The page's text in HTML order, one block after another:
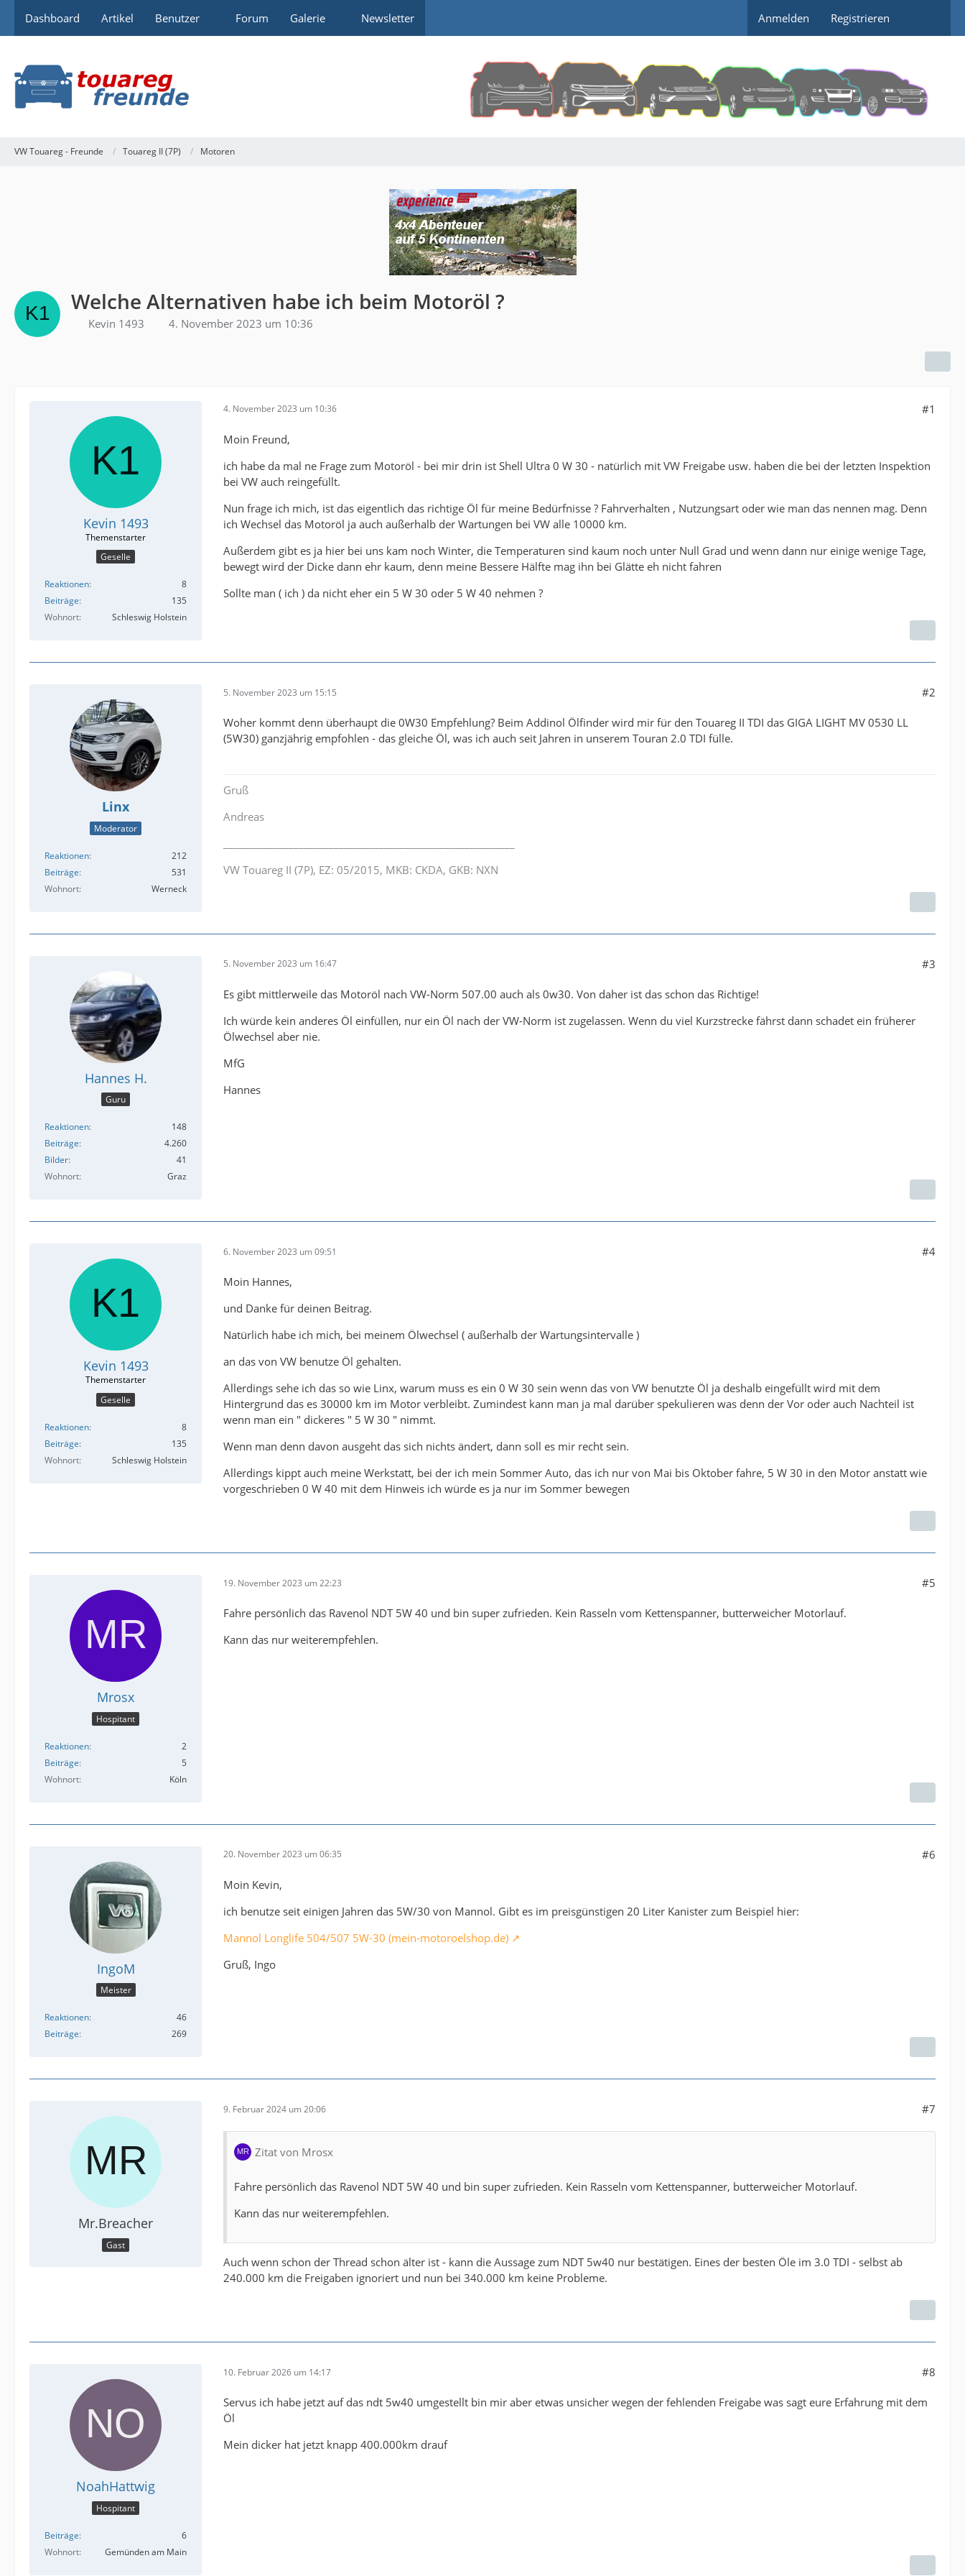
Dashboard Artikel Benutzer Forum Galerie Newsletter Anmelden Registrieren
VW Touareg - Freunde Touareg II (7P) Motoren
Welche Alternativen habe ich beim Motoröl ?
Kevin 1493 4. November 2023 um 10:36
Kevin 1493
Geselle
Reaktionen
8
Beiträge
135
Wohnort
Schleswig Holstein
4. November 2023 um 10:36 #1
Moin Freund,
ich habe da mal ne Frage zum Motoröl - bei mir drin ist Shell Ultra 0 W 30 - natürlich mit VW Freigabe usw. haben die bei der letzten Inspektion
bei VW auch reingefüllt.
Nun frage ich mich, ist das eigentlich das richtige Öl für meine Bedürfnisse ? Fahrverhalten , Nutzungsart oder wie man das nennen mag. Denn
ich Wechsel das Motoröl ja auch außerhalb der Wartungen bei VW alle 10000 km.
Außerdem gibt es ja hier bei uns kam noch Winter, die Temperaturen sind kaum noch unter Null Grad und wenn dann nur einige wenige Tage,
bewegt wird der Dicke dann ehr kaum, denn meine Bessere Hälfte mag ihn bei Glätte eh nicht fahren
Sollte man ( ich ) da nicht eher ein 5 W 30 oder 5 W 40 nehmen ?
Linx
Moderator
Reaktionen
212
Beiträge
531
Wohnort
Werneck
5. November 2023 um 15:15 #2
Woher kommt denn überhaupt die 0W30 Empfehlung? Beim Addinol Ölfinder wird mir für den Touareg II TDI das GIGA LIGHT MV 0530 LL
(5W30) ganzjährig empfohlen - das gleiche Öl, was ich auch seit Jahren in unserem Touran 2.0 TDI fülle.
Gruß
Andreas
VW Touareg II (7P), EZ: 05/2015, MKB: CKDA, GKB: NXN
Hannes H.
Guru
Reaktionen
148
Beiträge
4.260
Bilder
41
Wohnort
Graz
5. November 2023 um 16:47 #3
Es gibt mittlerweile das Motoröl nach VW-Norm 507.00 auch als 0w30. Von daher ist das schon das Richtige!
Ich würde kein anderes Öl einfüllen, nur ein Öl nach der VW-Norm ist zugelassen. Wenn du viel Kurzstrecke fährst dann schadet ein früherer
Ölwechsel aber nie.
MfG
Hannes
Kevin 1493
Geselle
Reaktionen
8
Beiträge
135
Wohnort
Schleswig Holstein
6. November 2023 um 09:51 #4
Moin Hannes,
und Danke für deinen Beitrag.
Natürlich habe ich mich, bei meinem Ölwechsel ( außerhalb der Wartungsintervalle )
an das von VW benutze Öl gehalten.
Allerdings sehe ich das so wie Linx, warum muss es ein 0 W 30 sein wenn das von VW benutzte Öl ja deshalb eingefüllt wird mit dem
Hintergrund das es 30000 km im Motor verbleibt. Zumindest kann man ja mal darüber spekulieren was denn der Vor oder auch Nachteil ist
wenn man ein " dickeres " 5 W 30 " nimmt.
Wenn man denn davon ausgeht das sich nichts ändert, dann soll es mir recht sein.
Allerdings kippt auch meine Werkstatt, bei der ich mein Sommer Auto, das ich nur von Mai bis Oktober fahre, 5 W 30 in den Motor anstatt wie
vorgeschrieben 0 W 40 mit dem Hinweis ich würde es ja nur im Sommer bewegen
Mrosx
Hospitant
Reaktionen
2
Beiträge
5
Wohnort
Köln
19. November 2023 um 22:23 #5
Fahre persönlich das Ravenol NDT 5W 40 und bin super zufrieden. Kein Rasseln vom Kettenspanner, butterweicher Motorlauf.
Kann das nur weiterempfehlen.
IngoM
Meister
Reaktionen
46
Beiträge
269
20. November 2023 um 06:35 #6
Moin Kevin,
ich benutze seit einigen Jahren das 5W/30 von Mannol. Gibt es im preisgünstigen 20 Liter Kanister zum Beispiel hier:
Mannol Longlife 504/507 5W-30 (mein-motoroelshop.de)
Gruß, Ingo
Mr.Breacher
Gast
9. Februar 2024 um 20:06 #7
Zitat von Mrosx
Fahre persönlich das Ravenol NDT 5W 40 und bin super zufrieden. Kein Rasseln vom Kettenspanner, butterweicher Motorlauf.
Kann das nur weiterempfehlen.
Auch wenn schon der Thread schon älter ist - kann die Aussage zum NDT 5w40 nur bestätigen. Eines der besten Öle im 3.0 TDI - selbst ab
240.000 km die Freigaben ignoriert und nun bei 340.000 km keine Probleme.
NoahHattwig
Hospitant
Beiträge
6
Wohnort
Gemünden am Main
10. Februar 2026 um 14:17 #8
Servus ich habe jetzt auf das ndt 5w40 umgestellt bin mir aber etwas unsicher wegen der fehlenden Freigabe was sagt eure Erfahrung mit dem
Öl
Mein dicker hat jetzt knapp 400.000km drauf